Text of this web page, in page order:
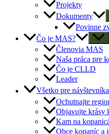
Projekty
Dokumenty
Povinne
Čo je MAS?
Členovia MAS
Naša práca pre
Čo je CLLD
Leader
Všetko pre návštevníka
Ochutnajte
Objavujte krásy
Kam na
Obce kopaníc a